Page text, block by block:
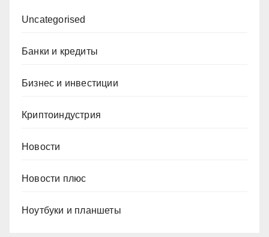
Uncategorised
Банки и кредиты
Бизнес и инвестиции
Криптоиндустрия
Новости
Новости плюс
Ноутбуки и планшеты